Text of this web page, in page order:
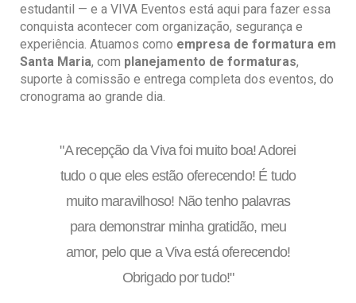
estudantil — e a VIVA Eventos está aqui para fazer essa
conquista acontecer com organização, segurança e
experiência. Atuamos como empresa de formatura em
Santa Maria, com planejamento de formaturas,
suporte à comissão e entrega completa dos eventos, do
cronograma ao grande dia.
"A recepção da Viva foi muito boa! Adorei
tudo o que eles estão oferecendo! É tudo
muito maravilhoso! Não tenho palavras
para demonstrar minha gratidão, meu
amor, pelo que a Viva está oferecendo!
Obrigado por tudo!"